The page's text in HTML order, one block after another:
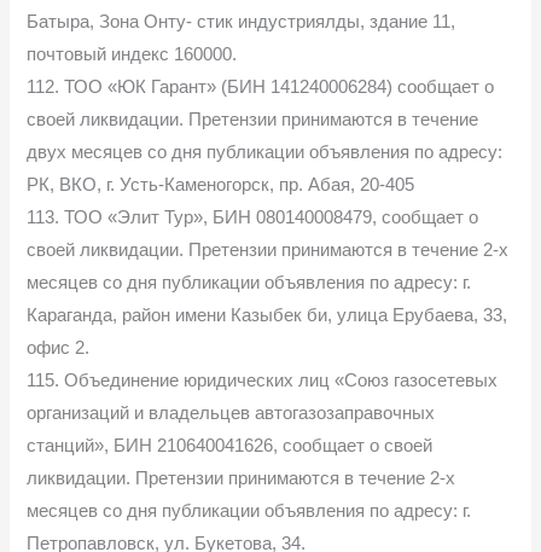
Батыра, Зона Онту- стик индустриялды, здание 11,
почтовый индекс 160000.
112. ТОО «ЮК Гарант» (БИН 141240006284) сообщает о
своей ликвидации. Претензии принимаются в течение
двух месяцев со дня публикации объявления по адресу:
РК, ВКО, г. Усть-Каменогорск, пр. Абая, 20-405
113. ТОО «Элит Тур», БИН 080140008479, сообщает о
своей ликвидации. Претензии принимаются в течение 2-х
месяцев со дня публикации объявления по адресу: г.
Караганда, район имени Казыбек би, улица Ерубаева, 33,
офис 2.
115. Объединение юридических лиц «Союз газосетевых
организаций и владельцев автогазозаправочных
станций», БИН 210640041626, сообщает о своей
ликвидации. Претензии принимаются в течение 2-х
месяцев со дня публикации объявления по адресу: г.
Петропавловск, ул. Букетова, 34.